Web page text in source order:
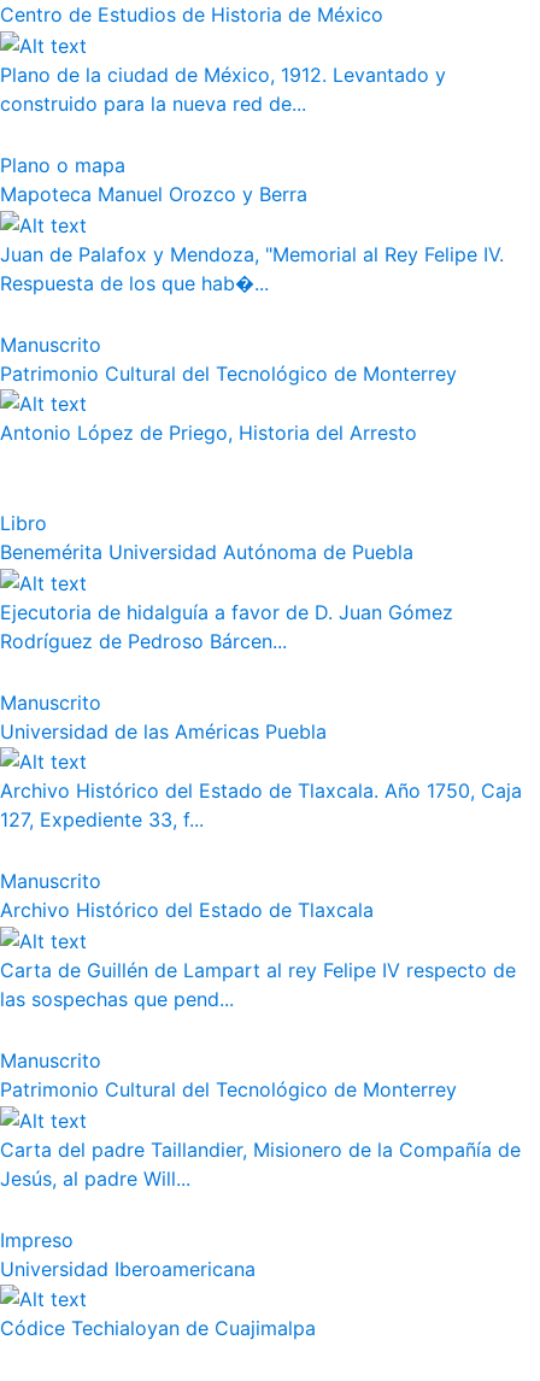
Centro de Estudios de Historia de México
Plano de la ciudad de México, 1912. Levantado y
construido para la nueva red de...
Plano o mapa
Mapoteca Manuel Orozco y Berra
Juan de Palafox y Mendoza, "Memorial al Rey Felipe IV.
Respuesta de los que hab�...
Manuscrito
Patrimonio Cultural del Tecnológico de Monterrey
Antonio López de Priego, Historia del Arresto
Libro
Benemérita Universidad Autónoma de Puebla
Ejecutoria de hidalguía a favor de D. Juan Gómez
Rodríguez de Pedroso Bárcen...
Manuscrito
Universidad de las Américas Puebla
Archivo Histórico del Estado de Tlaxcala. Año 1750, Caja
127, Expediente 33, f...
Manuscrito
Archivo Histórico del Estado de Tlaxcala
Carta de Guillén de Lampart al rey Felipe IV respecto de
las sospechas que pend...
Manuscrito
Patrimonio Cultural del Tecnológico de Monterrey
Carta del padre Taillandier, Misionero de la Compañía de
Jesús, al padre Will...
Impreso
Universidad Iberoamericana
Códice Techialoyan de Cuajimalpa